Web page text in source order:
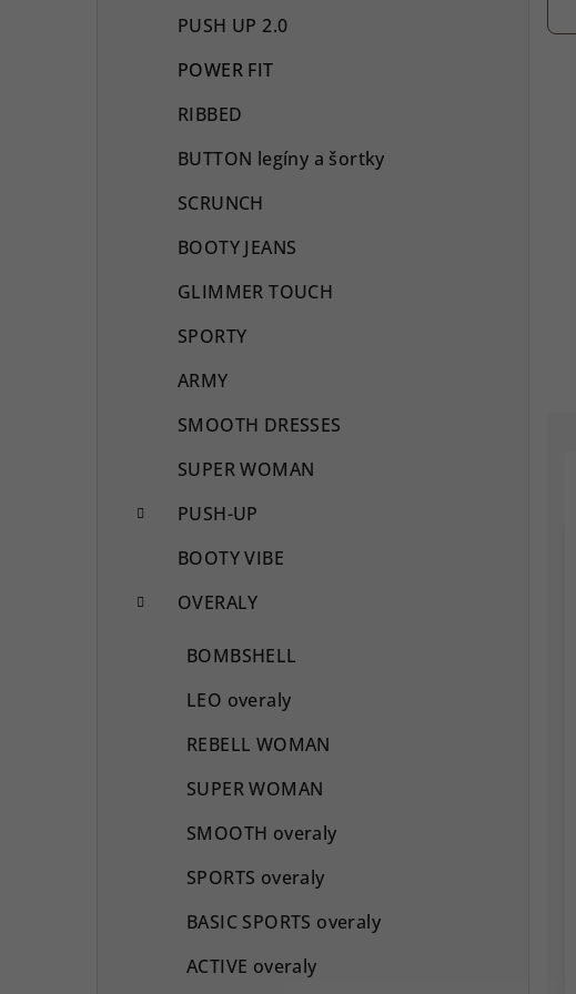
PUSH UP 2.0
POWER FIT
RIBBED
BUTTON legíny a šortky
SCRUNCH
BOOTY JEANS
GLIMMER TOUCH
SPORTY
ARMY
SMOOTH DRESSES
SUPER WOMAN
PUSH-UP
BOOTY VIBE
OVERALY
BOMBSHELL
LEO overaly
REBELL WOMAN
SUPER WOMAN
SMOOTH overaly
SPORTS overaly
BASIC SPORTS overaly
ACTIVE overaly